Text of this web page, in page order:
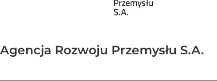
Agencja Rozwoju Przemysłu S.A.